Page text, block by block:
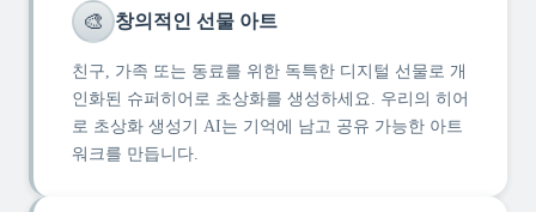
🎨 창의적인 선물 아트
친구, 가족 또는 동료를 위한 독특한 디지털 선물로 개
인화된 슈퍼히어로 초상화를 생성하세요. 우리의 히어
로 초상화 생성기 AI는 기억에 남고 공유 가능한 아트
워크를 만듭니다.